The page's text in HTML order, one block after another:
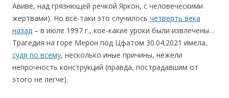
Авиве, над грязнющей речкой Яркон, с человеческими
жертвами). Но всё-таки это случилось четверть века
назад – в июле 1997 г., кое-какие уроки были извлечены…
Трагедия на горе Мерон под Цфатом 30.04.2021 имела,
судя по всему, несколько иные причины, нежели
непрочность конструкций (правда, пострадавшим от
этого не легче).